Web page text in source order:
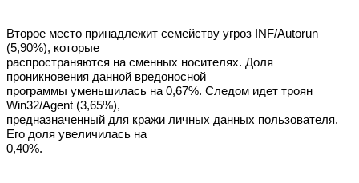
Второе место принадлежит семейству угроз INF/Autorun
(5,90%), которые
распространяются на сменных носителях. Доля
проникновения данной вредоносной
программы уменьшилась на 0,67%. Следом идет троян
Win32/Agent (3,65%),
предназначенный для кражи личных данных пользователя.
Его доля увеличилась на
0,40%.